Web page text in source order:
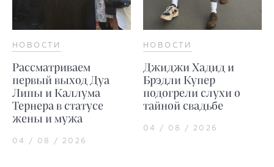
НОВОСТИ
Рассматриваем
первый выход Дуа
Липы и Каллума
Тернера в статусе
жены и мужа
04 / 08 / 2026
НОВОСТИ
Джиджи Хадид и
Брэдли Купер
подогрели слухи о
тайной свадьбе
04 / 08 / 2026